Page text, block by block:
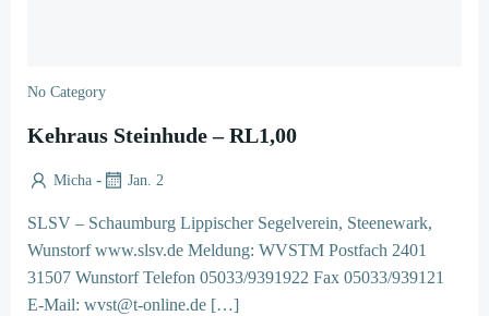
No Category
Kehraus Steinhude – RL1,00
Micha - Jan. 2
SLSV – Schaumburg Lippischer Segelverein, Steenewark,
Wunstorf www.slsv.de Meldung: WVSTM Postfach 2401
31507 Wunstorf Telefon 05033/9391922 Fax 05033/939121
E-Mail: wvst@t-online.de […]